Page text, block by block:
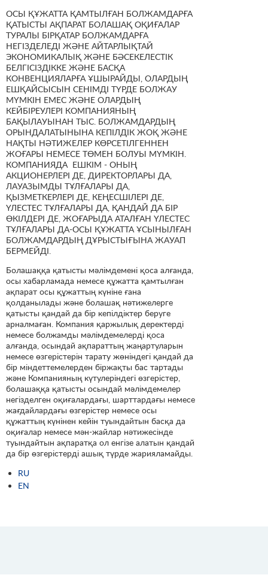
ОСЫ ҚҰЖАТТА ҚАМТЫЛҒАН БОЛЖАМДАРҒА
ҚАТЫСТЫ АҚПАРАТ БОЛАШАҚ ОҚИҒАЛАР
ТУРАЛЫ БІРҚАТАР БОЛЖАМДАРҒА
НЕГІЗДЕЛЕДІ ЖӘНЕ АЙТАРЛЫҚТАЙ
ЭКОНОМИКАЛЫҚ ЖӘНЕ БӘСЕКЕЛЕСТІК
БЕЛГІСІЗДІККЕ ЖӘНЕ БАСҚА
КОНВЕНЦИЯЛАРҒА ҰШЫРАЙДЫ, ОЛАРДЫҢ
ЕШҚАЙСЫСЫН СЕНІМДІ ТҮРДЕ БОЛЖАУ
МҮМКІН ЕМЕС ЖӘНЕ ОЛАРДЫҢ
КЕЙБІРЕУЛЕРІ КОМПАНИЯНЫҢ
БАҚЫЛАУЫНАН ТЫС. БОЛЖАМДАРДЫҢ
ОРЫНДАЛАТЫНЫНА КЕПІЛДІК ЖОҚ ЖӘНЕ
НАҚТЫ НӘТИЖЕЛЕР КӨРСЕТІЛГЕННЕН
ЖОҒАРЫ НЕМЕСЕ ТӨМЕН БОЛУЫ МҮМКІН.
КОМПАНИЯДА ЕШКІМ - ОНЫҢ
АКЦИОНЕРЛЕРІ ДЕ, ДИРЕКТОРЛАРЫ ДА,
ЛАУАЗЫМДЫ ТҰЛҒАЛАРЫ ДА,
ҚЫЗМЕТКЕРЛЕРІ ДЕ, КЕҢЕСШІЛЕРІ ДЕ,
ҮЛЕСТЕС ТҰЛҒАЛАРЫ ДА, ҚАНДАЙ ДА БІР
ӨКІЛДЕРІ ДЕ, ЖОҒАРЫДА АТАЛҒАН ҮЛЕСТЕС
ТҰЛҒАЛАРЫ ДА-ОСЫ ҚҰЖАТТА ҰСЫНЫЛҒАН
БОЛЖАМДАРДЫҢ ДҰРЫСТЫҒЫНА ЖАУАП
БЕРМЕЙДІ.
Болашаққа қатысты мәлімдемені қоса алғанда,
осы хабарламада немесе құжатта қамтылған
ақпарат осы құжаттың күніне ғана
қолданылады және болашақ нәтижелерге
қатысты қандай да бір кепілдіктер беруге
арналмаған. Компания қаржылық деректерді
немесе болжамды мәлімдемелерді қоса
алғанда, осындай ақпараттың жаңартуларын
немесе өзгерістерін тарату жөніндегі қандай да
бір міндеттемелерден біржақты бас тартады
және Компанияның күтулеріндегі өзгерістер,
болашаққа қатысты осындай мәлімдемелер
негізделген оқиғалардағы, шарттардағы немесе
жағдайлардағы өзгерістер немесе осы
құжаттың күнінен кейін туындайтын басқа да
оқиғалар немесе мән-жайлар нәтижесінде
туындайтын ақпаратқа ол енгізе алатын қандай
да бір өзгерістерді ашық түрде жарияламайды.
RU
EN